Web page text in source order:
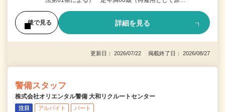
後で見る 詳細を見る
更新日： 2026/07/22 掲載終了日： 2026/08/27
警備スタッフ
株式会社オリエンタル警備 大和リクルートセンター
注目 アルバイト パート